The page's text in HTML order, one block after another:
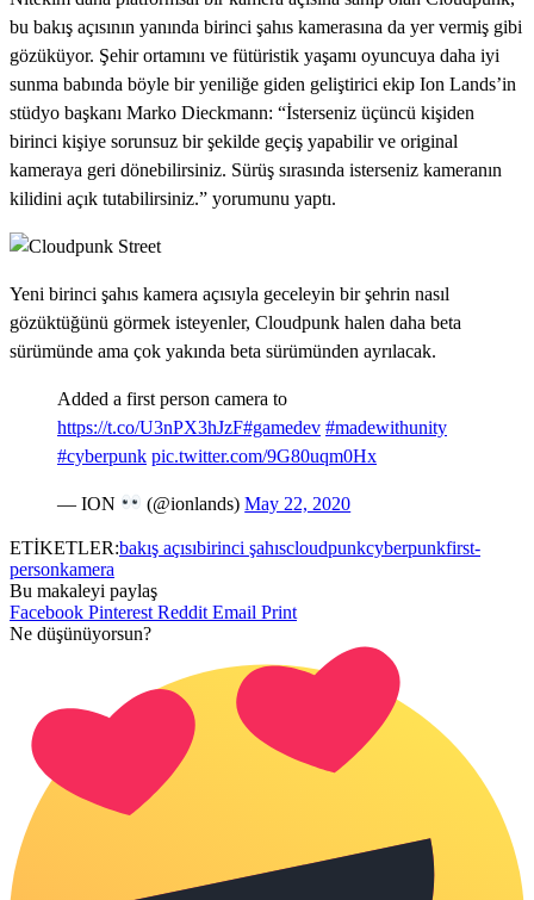
bu bakış açısının yanında birinci şahıs kamerasına da yer vermiş gibi
gözüküyor. Şehir ortamını ve fütüristik yaşamı oyuncuya daha iyi
sunma babında böyle bir yeniliğe giden geliştirici ekip Ion Lands’in
stüdyo başkanı Marko Dieckmann: “İsterseniz üçüncü kişiden
birinci kişiye sorunsuz bir şekilde geçiş yapabilir ve original
kameraya geri dönebilirsiniz. Sürüş sırasında isterseniz kameranın
kilidini açık tutabilirsiniz.” yorumunu yaptı.
Yeni birinci şahıs kamera açısıyla geceleyin bir şehrin nasıl
gözüktüğünü görmek isteyenler, Cloudpunk halen daha beta
sürümünde ama çok yakında beta sürümünden ayrılacak.
Added a first person camera to
https://t.co/U3nPX3hJzF#gamedev #madewithunity
#cyberpunk pic.twitter.com/9G80uqm0Hx
— ION (@ionlands)May 22, 2020
ETİKETLER:bakış açısıbirinci şahıscloudpunkcyberpunkfirst-
personkamera
Bu makaleyi paylaş
Facebook Pinterest Reddit Email Print
Ne düşünüyorsun?